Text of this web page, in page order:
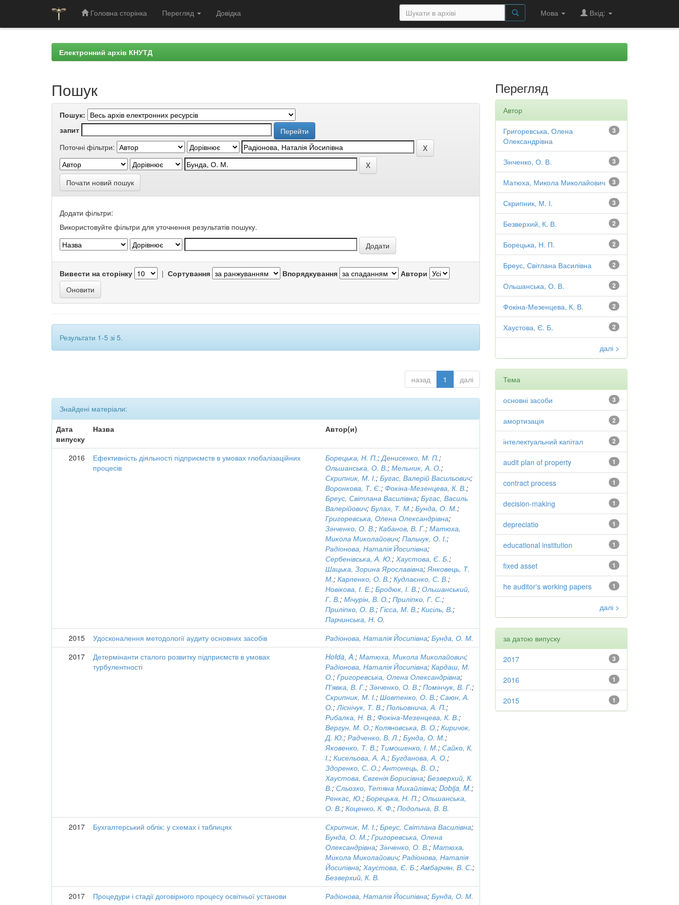
Головна сторінка Перегляд Довідка Мова Вхід:
Електронний архів КНУТД
Пошук
Пошук:
запит
Поточні фільтри:
Почати новий пошук
Додати фільтри:
Використовуйте фільтри для уточнення результатів пошуку.
Вивести на сторінку | Сортування Впорядкування Автори
Результати 1-5 зі 5.
назад 1 далі
Знайдені матеріали:
Дата
випуску
Назва Автор(и)
2016
Ефективність діяльності підприємств в умовах глобалізаційних
процесів
Борецька, Н. П.;Денисенко, М. П.;
Ольшанська, О. В.;Мельник, А. О.;
Скрипник, М. І.;Бугас, Валерій Васильович;
Воронкова, Т. Є.;Фокіна-Мезенцева, К. В.;
Бреус, Світлана Василівна;Бугас, Василь
Валерійович;Булах, Т. М.;Бунда, О. М.;
Григоревська, Олена Олександрівна;
Зінченко, О. В.;Кабанов, В. Г.;Матюха,
Микола Миколайович;Пальчук, О. І.;
Радіонова, Наталія Йосипівна;
Сербенівська, А. Ю.;Хаустова, Є. Б.;
Шацька, Зорина Ярославівна;Янковець, Т.
М.;Карпенко, О. В.;Кудлаєнко, С. В.;
Новікова, І. Е.;Бродюк, І. В.;Ольшанський,
Г. В.;Мічурін, В. О.;Приліпко, Г. С.;
Приліпко, О. В.;Гісса, М. В.;Кисіль, В.;
Парчинська, Н. О.
2015
Удосконалення методології аудиту основних засобів Радіонова, Наталія Йосипівна;Бунда, О. М.
2017
Детермінанти сталого розвитку підприємств в умовах
турбулентності
Hołda, A.;Матюха, Микола Миколайович;
Радіонова, Наталія Йосипівна;Кардаш, М.
О.;Григоревська, Олена Олександрівна;
П'явка, В. Г.;Зінченко, О. В.;Помінчук, В. Г.;
Скрипник, М. І.;Шовтенко, О. В.;Саюн, А.
О.;Ліснічук, Т. В.;Польовнича, А. П.;
Рибалка, Н. В.;Фокіна-Мезенцева, К. В.;
Вергун, М. О.;Коляновська, В. О.;Киричок,
Д. Ю.;Радченко, В. Л.;Бунда, О. М.;
Яковенко, Т. В.; Тимошенко, І. М.;Сайко, К.
І.;Кисельова, А. А.;Бугданова, А. О.;
Здоренко, С. О.;Антонець, В. О.;
Хаустова, Євгенія Борисівна;Безверхий, К.
В.;Сльозко, Тетяна Михайлівна;Dobija, M.;
Ренкас, Ю.;Борецька, Н. П.;Ольшанська,
О. В.;Коценко, К. Ф.;Подольна, В. В.
2017
Бухгалтерський облік: у схемах і таблицях Скрипник, М. І.;Бреус, Світлана Василівна;
Бунда, О. М.;Григоревська, Олена
Олександрівна;Зінченко, О. В.;Матюха,
Микола Миколайович;Радіонова, Наталія
Йосипівна;Хаустова, Є. Б.;Амбарчян, В. С.;
Безверхий, К. В.
2017
Процедури і стадії договірного процесу освітньої установи Радіонова, Наталія Йосипівна;Бунда, О. М.
Перегляд
Автор
3
Григоревська, Олена
Олександрівна
3
Зінченко, О. В.
3
Матюха, Микола Миколайович
3
Скрипник, М. І.
2
Безверхий, К. В.
2
Борецька, Н. П.
2
Бреус, Світлана Василівна
2
Ольшанська, О. В.
2
Фокіна-Мезенцева, К. В.
2
Хаустова, Є. Б.
далі >
Тема
3
основні засоби
2
амортизація
2
інтелектуальний капітал
1
audit plan of property
1
contract process
1
decision-making
1
depreciatio
1
educational institution
1
fixed asset
1
he auditor's working papers
далі >
за датою випуску
3
2017
1
2016
1
2015